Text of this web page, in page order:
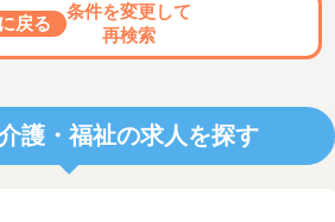
戻る
条件を変更して
再検索
護・福祉の求人を探す